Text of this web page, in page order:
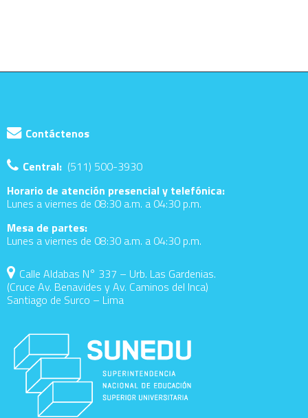
Contáctenos
Central: (511) 500-3930
Horario de atención presencial y telefónica:
Lunes a viernes de 08:30 a.m. a 04:30 p.m.
Mesa de partes:
Lunes a viernes de 08:30 a.m. a 04:30 p.m.
Calle Aldabas N° 337 – Urb. Las Gardenias.
(Cruce Av. Benavides y Av. Caminos del Inca)
Santiago de Surco – Lima